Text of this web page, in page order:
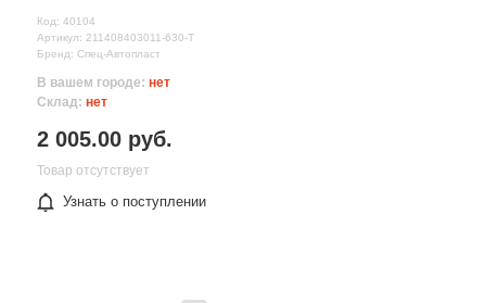
Код: 40104
Артикул: 211408403011-630-T
Бренд: Спец-Автопласт
В вашем городе: нет
Склад: нет
2 005.00 руб.
Товар отсутствует
Узнать о поступлении